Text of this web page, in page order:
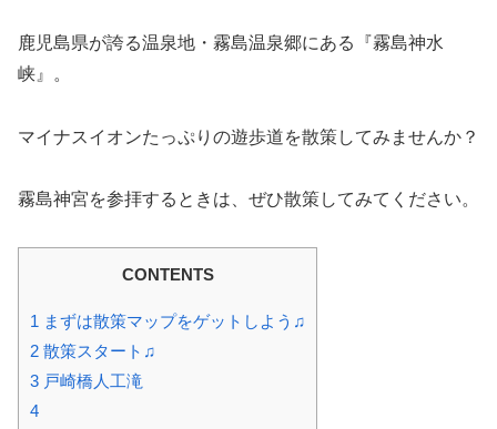
鹿児島県が誇る温泉地・霧島温泉郷にある『霧島神水
峡』。
マイナスイオンたっぷりの遊歩道を散策してみませんか？
霧島神宮を参拝するときは、ぜひ散策してみてください。
CONTENTS
1 まずは散策マップをゲットしよう♫
2 散策スタート♫
3 戸崎橋人工滝
4